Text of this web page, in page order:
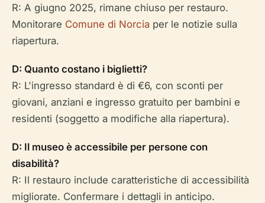
R: A giugno 2025, rimane chiuso per restauro.
Monitorare Comune di Norcia per le notizie sulla
riapertura.
D: Quanto costano i biglietti?
R: L'ingresso standard è di €6, con sconti per
giovani, anziani e ingresso gratuito per bambini e
residenti (soggetto a modifiche alla riapertura).
D: Il museo è accessibile per persone con
disabilità?
R: Il restauro include caratteristiche di accessibilità
migliorate. Confermare i dettagli in anticipo.